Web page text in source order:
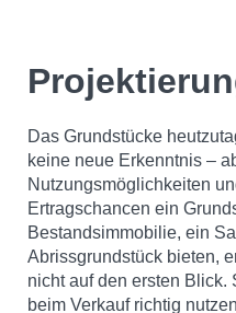
Das Grundstücke
keine neue Erkenntnis –
Nutzungsmöglichkeiten
Ertragschancen ein
Bestandsimmobilie, ein
Abrissgrundstück bieten,
nicht auf den ersten
beim Verkauf richtig